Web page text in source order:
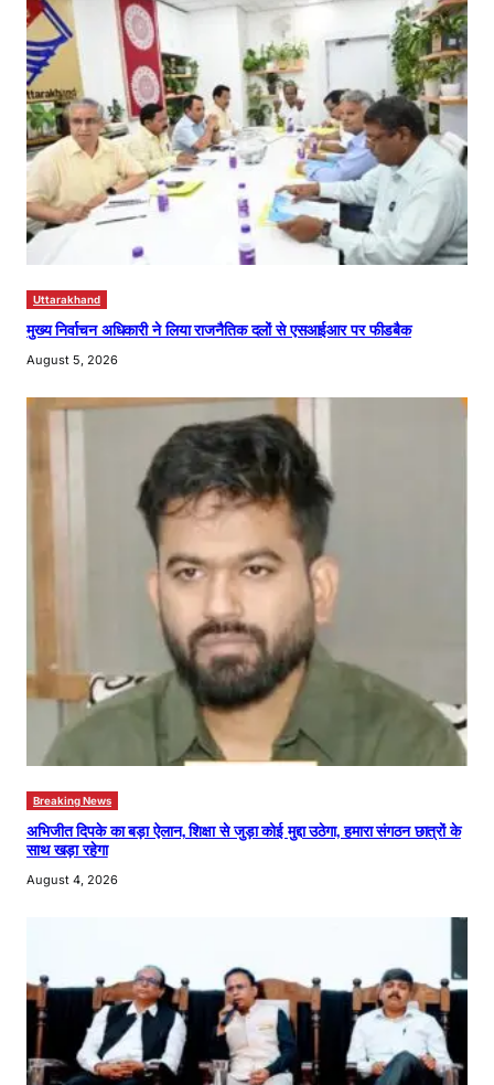
Uttarakhand
मुख्य निर्वाचन अधिकारी ने लिया राजनैतिक दलों से एसआईआर पर फीडबैक
August 5, 2026
Breaking News
अभिजीत दिपके का बड़ा ऐलान, शिक्षा से जुड़ा कोई मुद्दा उठेगा, हमारा संगठन छात्रों के
साथ खड़ा रहेगा
August 4, 2026